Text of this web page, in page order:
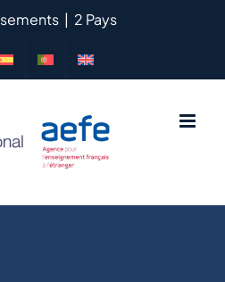
| 2 Pays